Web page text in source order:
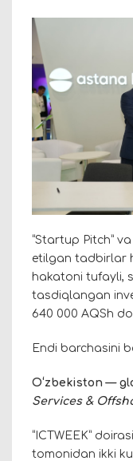
“Startup Pitch”
etilgan tadbirlar
hakatoni tufayli,
tasdiqlangan
640 000 AQSh
Endi barchasini
Oʻzbekiston —
Services &
“ICTWEEK”
tomonidan ikki